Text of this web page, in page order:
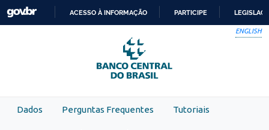
Skip to main content
PARA
O
CONTEÚDO
ACESSO À INFORMAÇÃO PARTICIPE
ENGLISH
Dados Perguntas Frequentes Tutoriais